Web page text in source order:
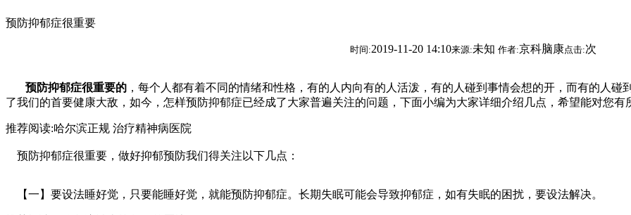
预防抑郁症很重要
时间:2019-11-20 14:10来源:未知 作者:京科脑康点击:次
预防抑郁症很重要的 ，每个人都有着不同的情绪和性格，有的人内向有的人活泼，有的人碰到事情会想的开，而有的人
了我们的首要健康大敌，如今，怎样预防抑郁症已经成了大家普遍关注的问题，下面小编为大家详细介绍几点，希望能对您有
推荐阅读:哈尔滨正规 治疗精神病医院
预防抑郁症很重要，做好抑郁预防我们得关注以下几点：
【一】要设法睡好觉，只要能睡好觉，就能预防抑郁症。长期失眠可能会导致抑郁症，如有失眠的困扰，要设法解决。